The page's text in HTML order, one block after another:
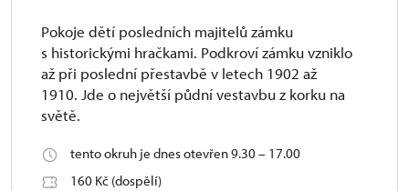
Pokoje dětí posledních majitelů zámku
s historickými hračkami. Podkroví zámku vzniklo
až při poslední přestavbě v letech 1902 až
1910. Jde o největší půdní vestavbu z korku na
světě.
tento okruh je dnes otevřen 9.30 – 17.00
160 Kč (dospělí)